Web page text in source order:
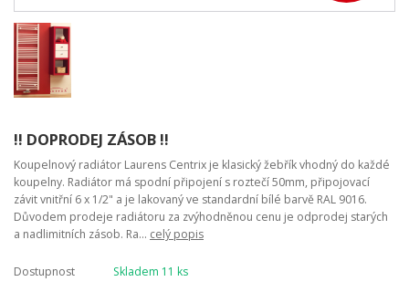
!! DOPRODEJ ZÁSOB !!
Koupelnový radiátor Laurens Centrix je klasický žebřík vhodný do každé
koupelny. Radiátor má spodní připojení s roztečí 50mm, připojovací
závit vnitřní 6 x 1/2" a je lakovaný ve standardní bílé barvě RAL 9016.
Důvodem prodeje radiátoru za zvýhodněnou cenu je odprodej starých
a nadlimitních zásob. Ra... celý popis
Dostupnost
Skladem 11 ks